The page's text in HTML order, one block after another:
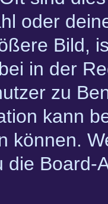
oder
Bild,
in der
zu
kann
können.
die Board-